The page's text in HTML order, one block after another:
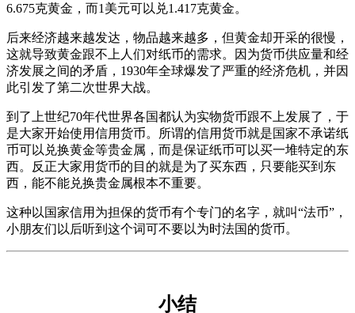
6.675克黄金，而1美元可以兑1.417克黄金。
后来经济越来越发达，物品越来越多，但黄金却开采的很慢，
这就导致黄金跟不上人们对纸币的需求。因为货币供应量和经
济发展之间的矛盾，1930年全球爆发了严重的经济危机，并因
此引发了第二次世界大战。
到了上世纪70年代世界各国都认为实物货币跟不上发展了，于
是大家开始使用信用货币。所谓的信用货币就是国家不承诺纸
币可以兑换黄金等贵金属，而是保证纸币可以买一堆特定的东
西。反正大家用货币的目的就是为了买东西，只要能买到东
西，能不能兑换贵金属根本不重要。
这种以国家信用为担保的货币有个专门的名字，就叫“法币”，
小朋友们以后听到这个词可不要以为时法国的货币。
小结